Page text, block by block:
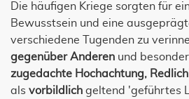
Die häufigen Kriege sorgten für
Bewusstsein und eine
verschiedene Tugenden zu
gegenüber Anderen und
zugedachte Hochachtung,
als vorbildlich geltend 'geführtes